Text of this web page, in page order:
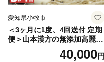
愛知県小牧市
＜3ヶ月に1度、4回送付 定期
便＞山本漢方の無添加高麗人
40,000円